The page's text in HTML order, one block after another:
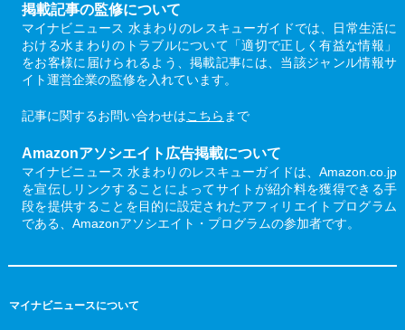
掲載記事の監修について
マイナビニュース 水まわりのレスキューガイドでは、日常生活に
おける水まわりのトラブルについて「適切で正しく有益な情報」
をお客様に届けられるよう、掲載記事には、当該ジャンル情報サ
イト運営企業の監修を入れています。
記事に関するお問い合わせはこちら まで
Amazonアソシエイト広告掲載について
マイナビニュース 水まわりのレスキューガイドは、Amazon.co.jp
を宣伝しリンクすることによってサイトが紹介料を獲得できる手
段を提供することを目的に設定されたアフィリエイトプログラム
である、Amazonアソシエイト・プログラムの参加者です。
マイナビニュースについて